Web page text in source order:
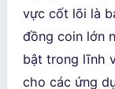
vực cốt lõi là
đồng coin lớn
bật trong lĩnh
cho các ứng